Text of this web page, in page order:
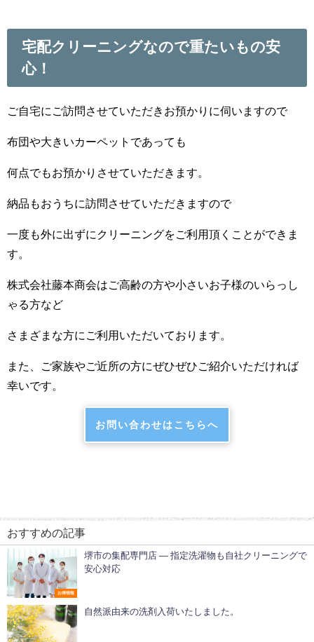
宅配クリーニングなので重たいもの安
心！
ご自宅にご訪問させていただきお預かりに伺いますので
布団や大きいカーペットであっても
何点でもお預かりさせていただきます。
納品もおうちに訪問させていただきますので
一度も外に出ずにクリーニングをご利用頂くことができま
す。
株式会社藤本商会はご高齢の方や小さいお子様のいらっし
ゃる方など
さまざまな方にご利用いただいております。
また、ご家族やご近所の方にぜひぜひご紹介いただければ
幸いです。
お問い合わせはこちらへ
おすすめの記事
お得情報
堺市の集配専門店 ― 指定洗濯物も自社クリーニングで
安心対応
自然派由来の洗剤入荷いたしました。